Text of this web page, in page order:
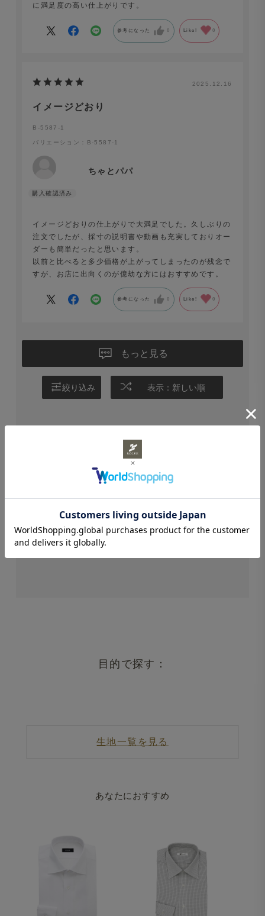
に満足度の高い仕上がりです。
参考になった 0 Like! 0
2025.12.16
イメージどおり
B-5587-1
バリエーション：B-5587-1
ちゃとパパ
イメージどおりの仕上がりで大満足でした。久しぶりの
注文でしたが、採寸の説明書や動画も充実しておりオー
ダーも簡単だったと思います。
以前と比べると多少価格が上がってしまったのが残念で
すが、お店に出向くのが億劫な方にはおすすめです。
参考になった 0 Like! 0
もっと見る
絞り込み 表示：新しい順
STAFF REVIEWS
レビューはありません。
目的で探す：
生地一覧を見る
あなたにおすすめ